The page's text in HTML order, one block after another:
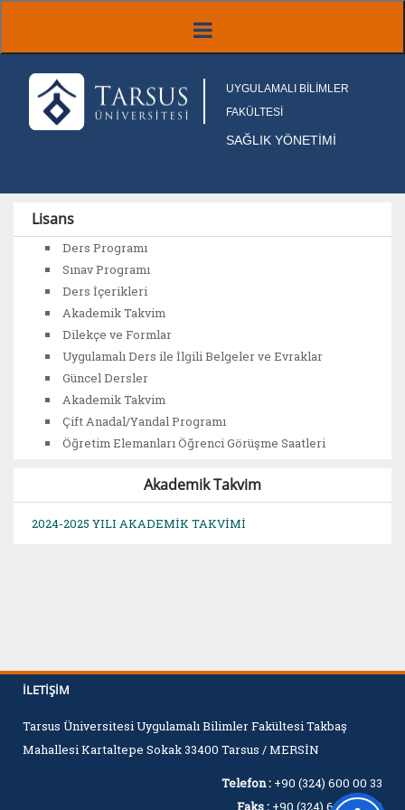
UYGULAMALI BİLİMLER
FAKÜLTESİ
SAĞLIK YÖNETİMİ
Lisans
Ders Programı
Sınav Programı
Ders İçerikleri
Akademik Takvim
Dilekçe ve Formlar
Uygulamalı Ders ile İlgili Belgeler ve Evraklar
Güncel Dersler
Akademik Takvim
Çift Anadal/Yandal Programı
Öğretim Elemanları Öğrenci Görüşme Saatleri
Akademik Takvim
2024-2025 YILI AKADEMİK TAKVİMİ
İLETIŞIM
Tarsus Üniversitesi Uygulamalı Bilimler Fakültesi Takbaş
Mahallesi Kartaltepe Sokak 33400 Tarsus / MERSİN
Telefon : +90 (324) 600 00 33
Faks : +90 (324) 600 00 60